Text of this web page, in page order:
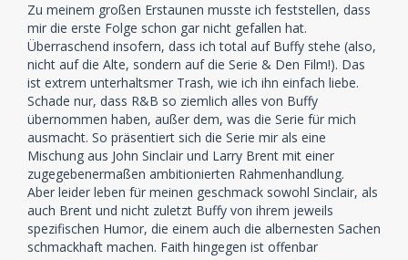
Zu meinem großen Erstaunen musste ich feststellen, dass
mir die erste Folge schon gar nicht gefallen hat.
Überraschend insofern, dass ich total auf Buffy stehe (also,
nicht auf die Alte, sondern auf die Serie & Den Film!). Das
ist extrem unterhaltsmer Trash, wie ich ihn einfach liebe.
Schade nur, dass R&B so ziemlich alles von Buffy
übernommen haben, außer dem, was die Serie für mich
ausmacht. So präsentiert sich die Serie mir als eine
Mischung aus John Sinclair und Larry Brent mit einer
zugegebenermaßen ambitionierten Rahmenhandlung.
Aber leider leben für meinen geschmack sowohl Sinclair, als
auch Brent und nicht zuletzt Buffy von ihrem jeweils
spezifischen Humor, die einem auch die albernesten Sachen
schmackhaft machen. Faith hingegen ist offenbar